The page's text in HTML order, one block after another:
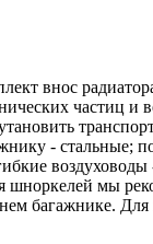
внос
частиц и
- стальные;
мы
багажнике.